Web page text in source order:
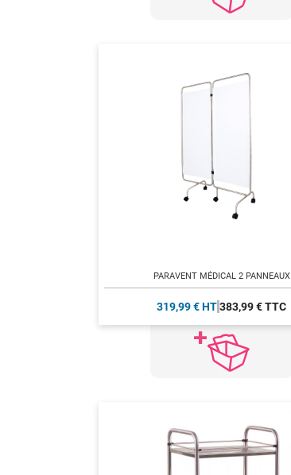
PARAVENT MÉDICAL 2 PANNEAUX
319,99 € HT383,99 € TTC